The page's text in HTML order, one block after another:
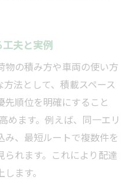
夫と実例
物の積み方や車両の使い方
法として、積載スペース
先順位を明確にすること
めます。例えば、同一エリ
み、最短ルートで複数件を
れます。これにより配達
ます。